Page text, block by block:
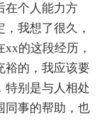
在个人能力方
我想了很久，
的这段经历，
裕的，我应该要
特别是与人相处
同事的帮助，也